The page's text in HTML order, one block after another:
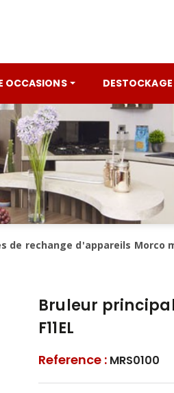
OCCASIONS DESTOCKAGE
de rechange d'appareils Morco
Bruleur
F11EL
Reference : MRS0100